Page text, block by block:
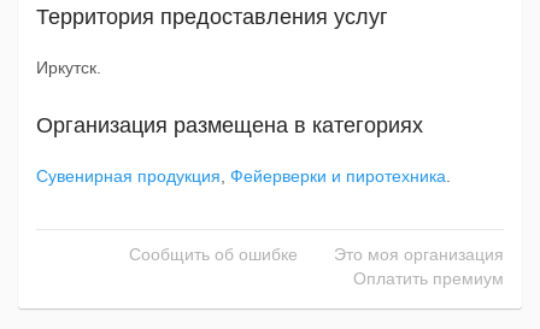
Территория предоставления услуг
Иркутск.
Организация размещена в категориях
Сувенирная продукция Фейерверки и пиротехника
Сообщить об ошибке
Это моя организация
Оплатить премиум